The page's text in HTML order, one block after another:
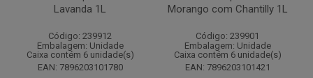
Lavanda 1L
Código: 239912
Embalagem: Unidade
Caixa contém 6 unidade(s)
EAN: 7896203101780
Morango com Chantilly 1L
Código: 239901
Embalagem: Unidade
Caixa contém 6 unidade(s)
EAN: 7896203101421